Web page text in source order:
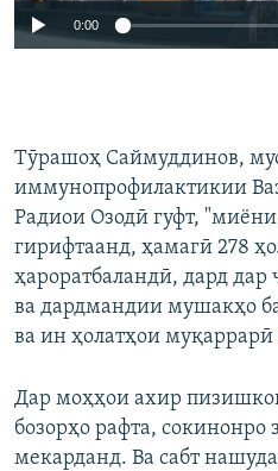
0:00
Тӯрашоҳ Саймуддинов,
иммунопрофилактикии
Радиои Озодӣ гуфт,
гирифтаанд, ҳамагӣ 278
ҳароратбаландӣ, дард дар
ва дардмандии мушакҳо
ва ин ҳолатҳои муқаррарӣ
Дар моҳҳои ахир
бозорҳо рафта, сокинонро
мекарданд. Ва сабт